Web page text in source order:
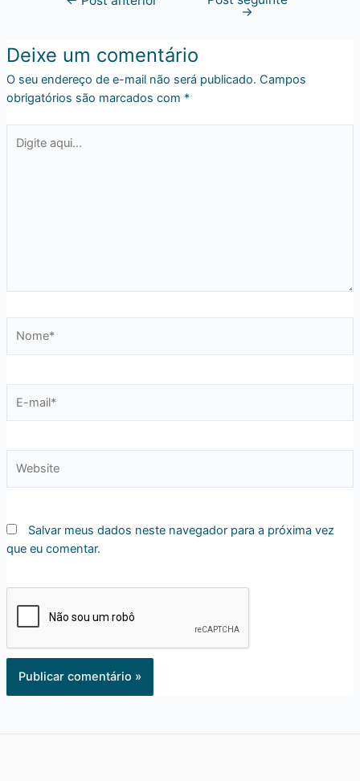
→
Deixe um comentário
O seu endereço de e-mail não será publicado. Campos
obrigatórios são marcados com *
aqui...
mail*
Salvar meus dados neste navegador para a próxima vez
que eu comentar.